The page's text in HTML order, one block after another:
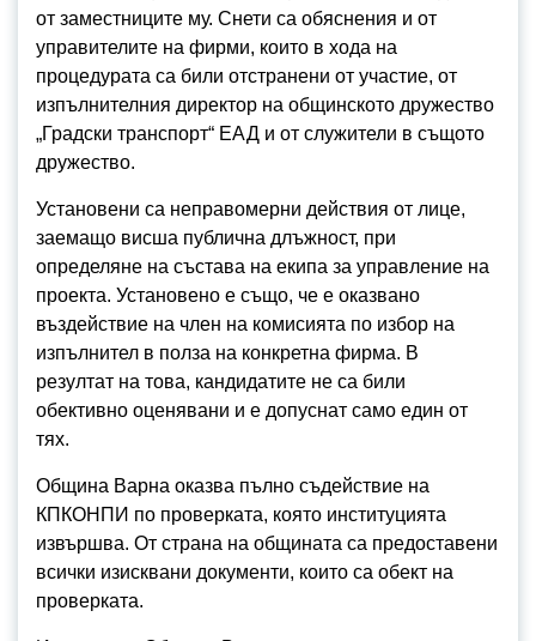
от заместниците му. Снети са обяснения и от
управителите на фирми, които в хода на
процедурата са били отстранени от участие, от
изпълнителния директор на общинското дружество
„Градски транспорт“ ЕАД и от служители в същото
дружество.
Установени са неправомерни действия от лице,
заемащо висша публична длъжност, при
определяне на състава на екипа за управление на
проекта. Установено е също, че е оказвано
въздействие на член на комисията по избор на
изпълнител в полза на конкретна фирма. В
резултат на това, кандидатите не са били
обективно оценявани и е допуснат само един от
тях.
Община Варна оказва пълно съдействие на
КПКОНПИ по проверката, която институцията
извършва. От страна на общината са предоставени
всички изисквани документи, които са обект на
проверката.